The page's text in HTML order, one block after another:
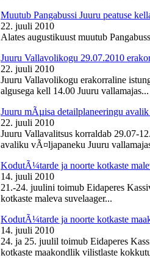
Muutub Pangabussi Juuru peatuse
22. juuli 2010
Alates augustikuust muutub
Juuru Vallavolikogu 29.07.2010
22. juuli 2010
Juuru Vallavolikogu erakorraline
algusega kell 14.00 Juuru vallamajas...
Juuru mÃµisa detailplaneeringu
22. juuli 2010
Juuru Vallavalitsus korraldab 29.07-
avaliku vÃ¤ljapaneku Juuru
KodutÃ¼tarde ja noorte kotkaste
14. juuli 2010
21.-24. juulini toimub Eidaperes
kotkaste maleva suvelaager...
KodutÃ¼tarde ja noorte kotkaste
14. juuli 2010
24. ja 25. juulil toimub Eidaperes
kotkaste maakondlik vilistlaste